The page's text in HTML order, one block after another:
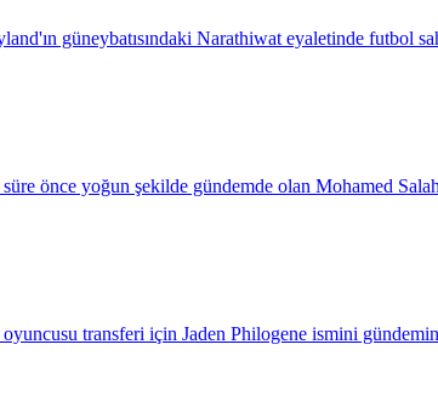
güneybatısındaki Narathiwat eyaletinde futbol
önce yoğun şekilde gündemde olan Mohamed
transferi için Jaden Philogene ismini